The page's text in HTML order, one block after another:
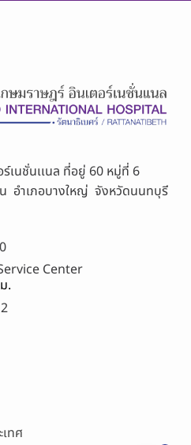
เนชั่นเเนล ที่อยู่ 60 หมู่ที่ 6
อำเภอบางใหญ่ จังหวัดนนทบุรี
Center
.
ทศ